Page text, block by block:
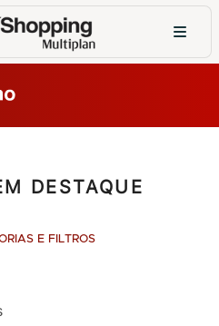
DESTAQUE
E FILTROS